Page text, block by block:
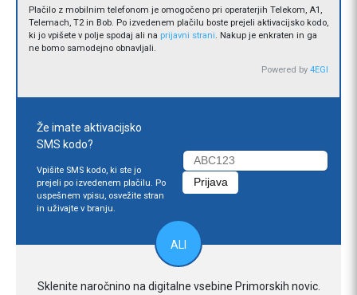
Plačilo z mobilnim telefonom je omogočeno pri operaterjih Telekom, A1,
Telemach, T2 in Bob. Po izvedenem plačilu boste prejeli aktivacijsko kodo,
ki jo vpišete v polje spodaj ali na prijavni strani. Nakup je enkraten in ga
ne bomo samodejno obnavljali.
Powered by 4EGI
Že imate aktivacijsko
SMS kodo?
Vpišite SMS kodo, ki ste jo
prejeli po izvedenem plačilu. Po
uspešnem vpisu, osvežite stran
in uživajte v branju.
ALI
Sklenite naročnino na digitalne vsebine Primorskih novic.